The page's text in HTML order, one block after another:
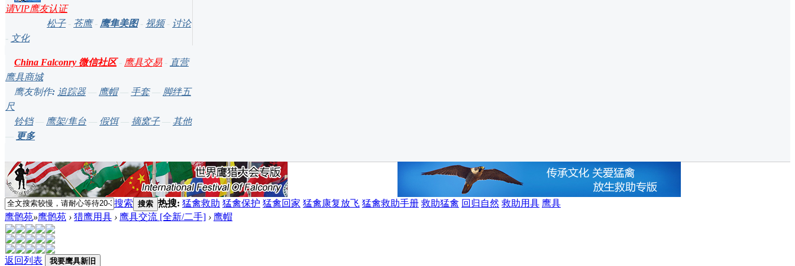
请VIP鹰友认证
松子- 苍鹰- 鹰隼美图- 视频- 讨论
- 文化
China Falconry 微信社区- 鹰具交易- 直营
鹰具商城
鹰友制作: 追踪器— 鹰帽— 手套— 脚绊五
尺
铃铛— 鹰架/隼台 — 假饵— 摘窝子— 其他
— 更多
搜索 搜索 热搜: 猛禽救助 猛禽保护 猛禽回家 猛禽康复放飞 猛禽救助手册 救助猛禽 回归自然 救助用具 鹰具
鹰鹘苑»鹰鹘苑 › 猎鹰用具 › 鹰具交流 [全新/二手] › 鹰帽
返回列表 我要鹰具新旧